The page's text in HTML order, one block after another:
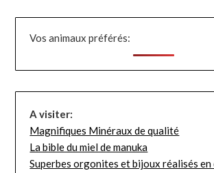
Vos animaux préférés:
A visiter:
Magnifiques Minéraux de qualité
La bible du miel de manuka
Superbes orgonites et bijoux réalisés en